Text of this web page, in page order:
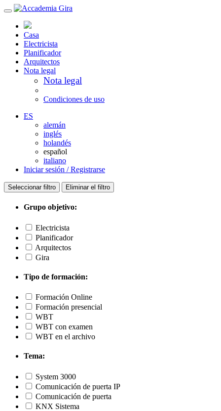
Casa
Electricista
Planificador
Arquitectos
Nota legal
Nota legal
Condiciones de uso
ES
alemán
inglés
holandés
español
italiano
Iniciar sesión / Registrarse
Seleccionar filtro Eliminar el filtro
Grupo objetivo:
Electricista
Planificador
Arquitectos
Gira
Tipo de formación:
Formación Online
Formación presencial
WBT
WBT con examen
WBT en el archivo
Tema:
System 3000
Comunicación de puerta IP
Comunicación de puerta
KNX Sistema